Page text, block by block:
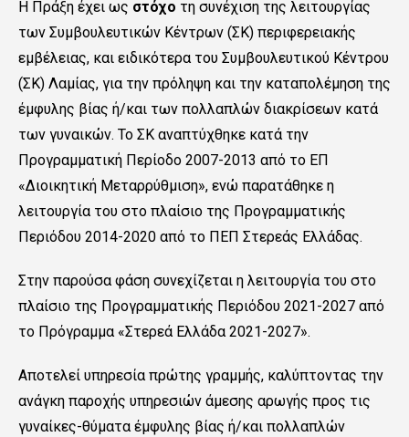
Η Πράξη έχει ως στόχο τη συνέχιση της λειτουργίας
των Συμβουλευτικών Κέντρων (ΣΚ) περιφερειακής
εμβέλειας, και ειδικότερα του Συμβουλευτικού Κέντρου
(ΣΚ) Λαμίας, για την πρόληψη και την καταπολέμηση της
έμφυλης βίας ή/και των πολλαπλών διακρίσεων κατά
των γυναικών. Το ΣΚ αναπτύχθηκε κατά την
Προγραμματική Περίοδο 2007-2013 από το ΕΠ
«Διοικητική Μεταρρύθμιση», ενώ παρατάθηκε η
λειτουργία του στο πλαίσιο της Προγραμματικής
Περιόδου 2014-2020 από το ΠΕΠ Στερεάς Ελλάδας.
Στην παρούσα φάση συνεχίζεται η λειτουργία του στο
πλαίσιο της Προγραμματικής Περιόδου 2021-2027 από
το Πρόγραμμα «Στερεά Ελλάδα 2021-2027».
Αποτελεί υπηρεσία πρώτης γραμμής, καλύπτοντας την
ανάγκη παροχής υπηρεσιών άμεσης αρωγής προς τις
γυναίκες-θύματα έμφυλης βίας ή/και πολλαπλών